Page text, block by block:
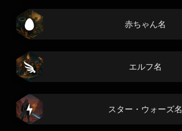
赤ちゃん名
エルフ名
スター・ウォーズ名